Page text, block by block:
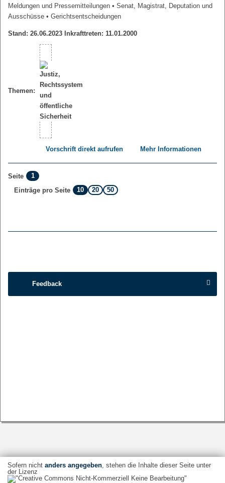
Meldungen und Pressemitteilungen • Senat, Magistrat, Deputation und
Ausschüsse • Gerichtsentscheidungen
Stand: 26.06.2023 Inkrafttreten: 11.01.2000
Themen:
Vorschrift direkt aufrufen Mehr Informationen
Seite
1
Einträge pro Seite
10 20 50
Feedback
Sofern nicht anders angegeben, stehen die Inhalte dieser Seite unter
der Lizenz